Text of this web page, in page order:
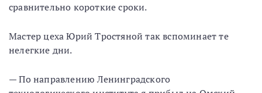
сравнительно короткие сроки.
Мастер цеха Юрий Тростяной так вспоминает те
нелегкие дни.
— По направлению Ленинградского